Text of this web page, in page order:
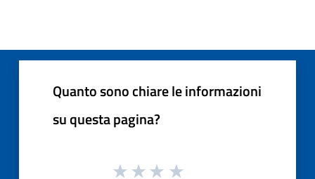
Quanto sono chiare le informazioni
su questa pagina?